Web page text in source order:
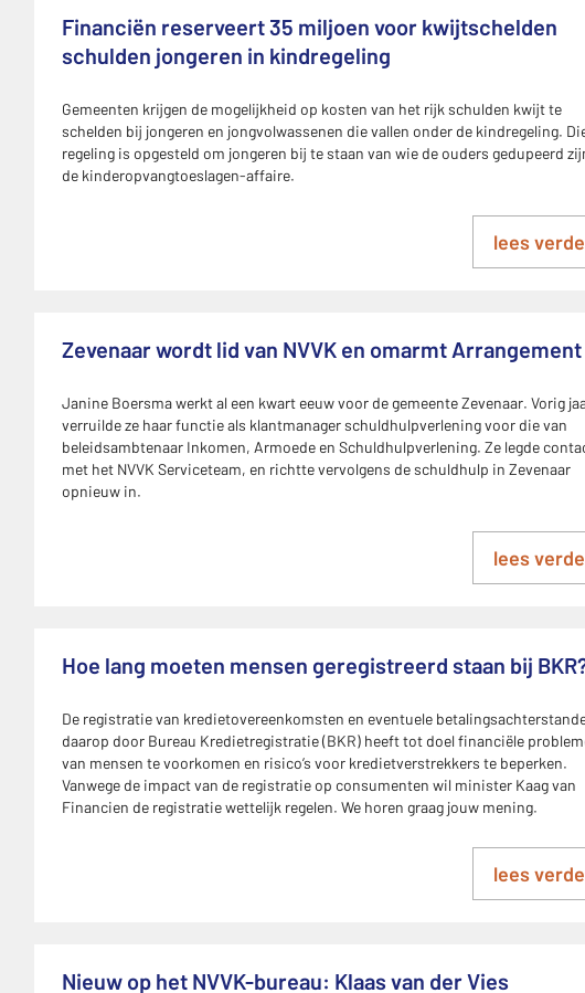
Financiën reserveert 35 miljoen voor kwijtschelden
schulden jongeren in kindregeling
Gemeenten krijgen de mogelijkheid op kosten van het rijk schulden kwijt te
schelden bij jongeren en jongvolwassenen die vallen onder de kindregeling.
regeling is opgesteld om jongeren bij te staan van wie de ouders gedupeerd
de kinderopvangtoeslagen-affaire.
lees
Zevenaar wordt lid van NVVK en omarmt Arrangement
Janine Boersma werkt al een kwart eeuw voor de gemeente Zevenaar. Vorig
verruilde ze haar functie als klantmanager schuldhulpverlening voor die van
beleidsambtenaar Inkomen, Armoede en Schuldhulpverlening. Ze legde
met het NVVK Serviceteam, en richtte vervolgens de schuldhulp in Zevenaar
opnieuw in.
lees
Hoe lang moeten mensen geregistreerd staan bij
De registratie van kredietovereenkomsten en eventuele
daarop door Bureau Kredietregistratie (BKR) heeft tot doel financiële
van mensen te voorkomen en risico’s voor kredietverstrekkers te beperken.
Vanwege de impact van de registratie op consumenten wil minister Kaag van
Financien de registratie wettelijk regelen. We horen graag jouw mening.
lees
Nieuw op het NVVK-bureau: Klaas van der Vies